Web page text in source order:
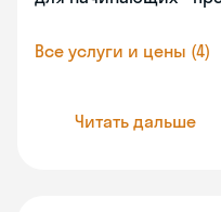
Все услуги и цены (4)
Читать дальше